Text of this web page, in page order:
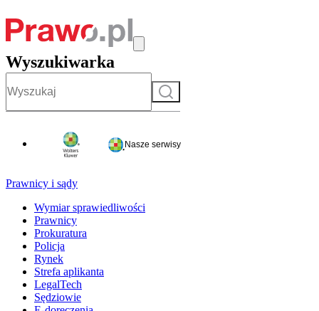
Wyszukiwarka
Szukaj
Nasze serwisy
Prawnicy i sądy
Wymiar sprawiedliwości
Prawnicy
Prokuratura
Policja
Rynek
Strefa aplikanta
LegalTech
Sędziowie